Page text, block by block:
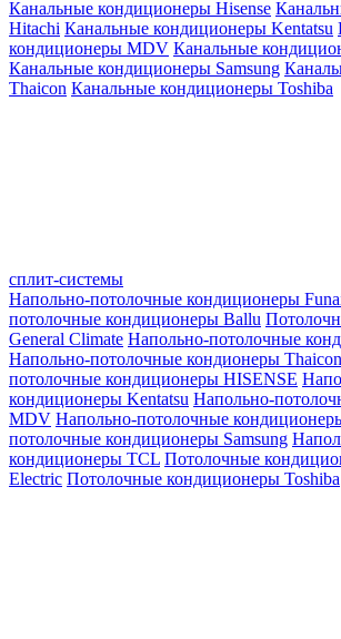
Канальные кондиционеры Hisense
Hitachi Канальные кондиционеры Kentatsu
кондиционеры MDV Канальные
Канальные кондиционеры Samsung
Thaicon Канальные кондиционеры Toshiba
сплит-системы
Напольно-потолочные кондиционеры
потолочные кондиционеры Ballu
General Climate Напольно-потолочные
Напольно-потолочные кондионеры Thaicon
потолочные кондиционеры HISENSE
кондиционеры Kentatsu Напольно-
MDV Напольно-потолочные
потолочные кондиционеры Samsung
кондиционеры TCL Потолочные
Electric Потолочные кондиционеры Toshiba